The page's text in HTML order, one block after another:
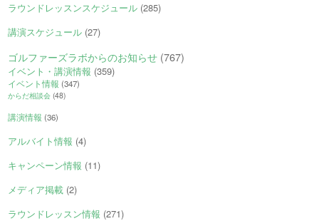
ラウンドレッスンスケジュール (285)
講演スケジュール (27)
ゴルファーズラボからのお知らせ (767)
イベント・講演情報 (359)
イベント情報 (347)
からだ相談会 (48)
講演情報 (36)
アルバイト情報 (4)
キャンペーン情報 (11)
メディア掲載 (2)
ラウンドレッスン情報 (271)